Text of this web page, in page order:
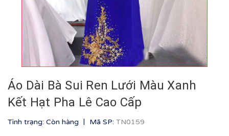
Áo Dài Bà Sui Ren Lưới Màu Xanh
Kết Hạt Pha Lê Cao Cấp
Tình trạng: Còn hàng | Mã SP: TN0159